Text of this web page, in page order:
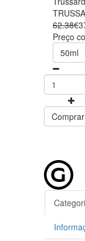
62.38€
Preço
50ml
Comprar